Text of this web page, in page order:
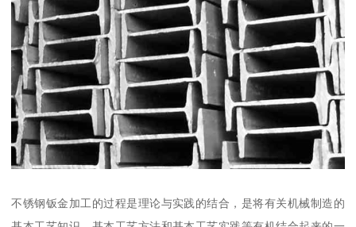
不锈钢钣金加工的过程是理论与实践的结合，是将有关机械制造的